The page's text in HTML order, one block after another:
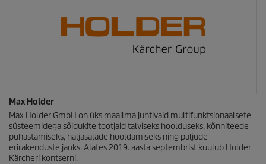
Max Holder
Max Holder GmbH on üks maailma juhtivaid multifunktsionaalsete
süsteemidega sõidukite tootjaid talviseks hoolduseks, kõnniteede
puhastamiseks, haljasalade hooldamiseks ning paljude
erirakenduste jaoks. Alates 2019. aasta septembrist kuulub Holder
Kärcheri kontserni.